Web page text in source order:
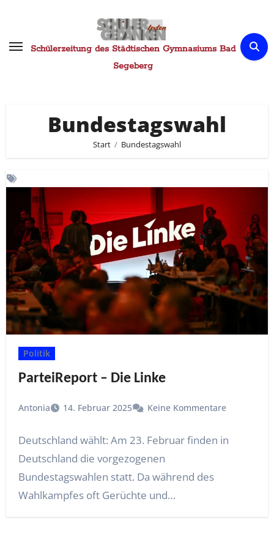
springenSchülerzeitung des Städtischen Gymnasiums Bad
Segeberg
Bundestagswahl
Start Bundestagswahl
Politik
ParteiReport – Die Linke
Antonia 14. Februar 2025 Keine Kommentare
Deutschland wählt: Am 23. Februar finden in
Deutschland die vorgezogenen
Bundestagswahlen statt. Da während des
Wahlkampfes oft Gerüchte und